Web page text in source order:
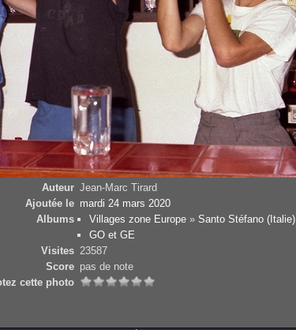
Auteur Jean-Marc Tirard
Ajoutée le mardi 24 mars 2020
Albums
Villages zone Europe »Santo Stéfano (Italie)
GO et GE
Visites 23587
Score pas de note
cette photo